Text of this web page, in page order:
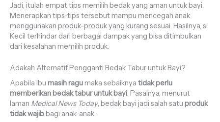
Jadi, itulah empat tips memilih bedak yang aman untuk bayi.
Menerapkan tips-tips tersebut mampu mencegah anak
menggunakan produk-produk yang kurang sesuai. Hasilnya, si
Kecil terhindar dari berbagai dampak yang bisa ditimbulkan
dari kesalahan memilih produk.
Adakah Alternatif Pengganti Bedak Tabur untuk Bayi?
Apabila Ibu masih ragumaka sebaiknya tidak perlu
memberikan bedak tabur untuk bayi. Pasalnya, menurut
laman Medical News Today, bedak bayi jadi salah satu produk
tidak wajibbagi anak-anak.